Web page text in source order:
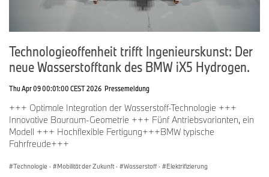
Technologieoffenheit trifft Ingenieurskunst: Der
neue Wasserstofftank des BMW iX5 Hydrogen.
Thu Apr 09 00:01:00 CEST 2026 Pressemeldung
+++ Optimale Integration der Wasserstoff-Technologie +++
Innovative Bauraum-Geometrie +++ Fünf Antriebsvarianten, ein
Modell +++ Hochflexible Fertigung+++BMW typische
Fahrfreude+++
Technologie · Mobilität der Zukunft · Wasserstoff · Elektrifizierung